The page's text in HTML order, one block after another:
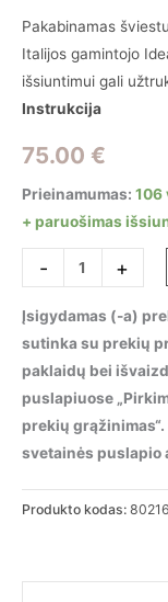
Pakabinamas
Italijos gamintojo
išsiuntimui gali
Instrukcija
75.00 €
Prieinamumas: 106
+ paruošimas
-
produkto
kiekis:
Pakabinamas
šviestuvas
NEMO
SP1
D20
FUME,
+
Įsigydamas (-a)
sutinka su prekių
paklaidų bei
puslapiuose
prekių
svetainės puslapio
Produkto kodas: